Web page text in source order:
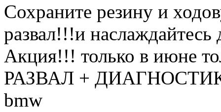
Сохраните резину и
развал!!!и
Акция!!! только в июне
РАЗВАЛ +
bmw